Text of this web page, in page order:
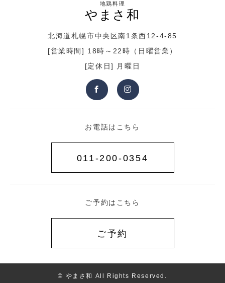
やまさ和
北海道札幌市中央区南1条西12-4-85
[営業時間] 18時～22時（日曜営業）
[定休日] 月曜日
お電話はこちら
011-200-0354
ご予約はこちら
ご予約
© やまさ和 All Rights Reserved.